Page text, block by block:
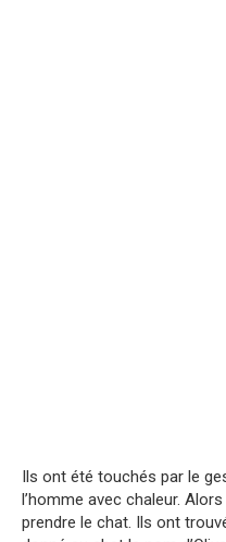
Ils ont été touchés par le
l’homme avec chaleur.
prendre le chat. Ils ont